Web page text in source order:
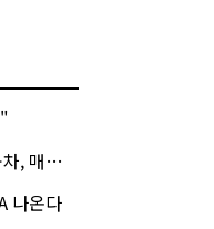
할까
나온다